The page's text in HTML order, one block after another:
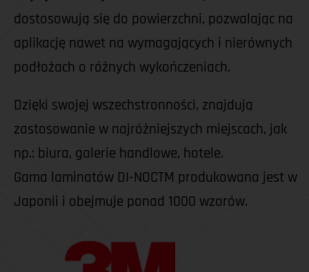
dostosowują się do powierzchni, pozwalając na
aplikację nawet na wymagających i nierównych
podłożach o różnych wykończeniach.
Dzięki swojej wszechstronności, znajdują
zastosowanie w najróżniejszych miejscach, jak
np.: biura, galerie handlowe, hotele.
Gama laminatów DI-NOCTM produkowana jest w
Japonii i obejmuje ponad 1000 wzorów.